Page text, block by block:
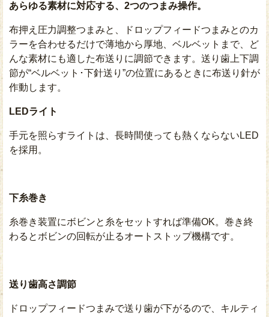
あらゆる素材に対応する、2つのつまみ操作。
布押え圧力調整つまみと、ドロップフィードつまみとのカ
ラーを合わせるだけで薄地から厚地、ベルベットまで、ど
んな素材にも適した布送りに調節できます。送り歯上下調
節が“ベルベット･下針送り”の位置にあるときに布送り針が
作動します。
LEDライト
手元を照らすライトは、長時間使っても熱くならないLED
を採用。
下糸巻き
糸巻き装置にボビンと糸をセットすれば準備OK。巻き終
わるとボビンの回転が止るオートストップ機構です。
送り歯高さ調節
ドロップフィードつまみで送り歯が下がるので、キルティ